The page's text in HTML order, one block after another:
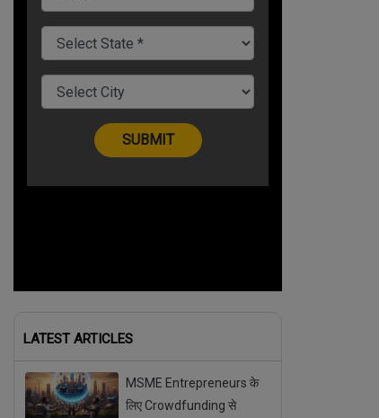
LATEST ARTICLES
MSME Entrepreneurs के
लिए Crowdfunding से